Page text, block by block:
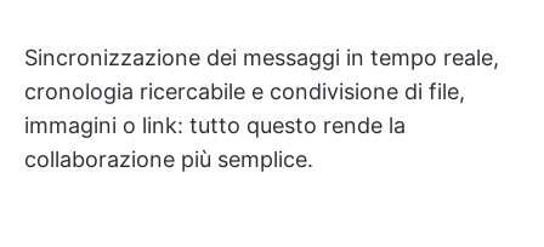
Sincronizzazione dei messaggi in tempo reale,
cronologia ricercabile e condivisione di file,
immagini o link: tutto questo rende la
collaborazione più semplice.